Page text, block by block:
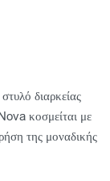
διαρκείας
κοσμείται με
της μοναδικής